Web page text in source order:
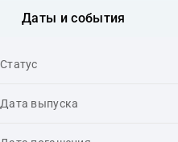
Даты и события
Статус
Дата выпуска